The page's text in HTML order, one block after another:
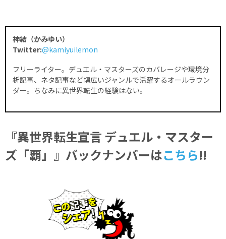
神結（かみゆい）
Twitter:@kamiyuilemon
フリーライター。デュエル・マスターズのカバレージや環境分
析記事、ネタ記事など幅広いジャンルで活躍するオールラウン
ダー。ちなみに異世界転生の経験はない。
『異世界転生宣言 デュエル・マスター
ズ「覇」』バックナンバーはこちら!!